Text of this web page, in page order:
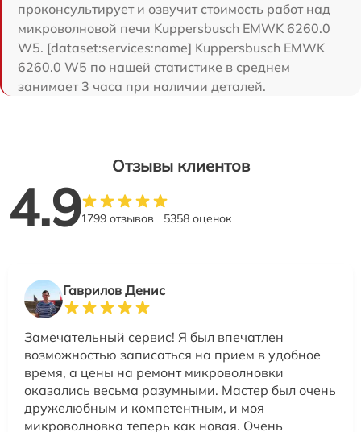
проконсультирует и озвучит стоимость работ над
микроволновой печи Kuppersbusch EMWK 6260.0
W5. [dataset:services:name] Kuppersbusch EMWK
6260.0 W5 по нашей статистике в среднем
занимает 3 часа при наличии деталей.
Отзывы клиентов
4.91799 отзывов 5358 оценок
Гаврилов Денис
Замечательный сервис! Я был впечатлен
возможностью записаться на прием в удобное
время, а цены на ремонт микроволновки
оказались весьма разумными. Мастер был очень
дружелюбным и компетентным, и моя
микроволновка теперь как новая. Очень